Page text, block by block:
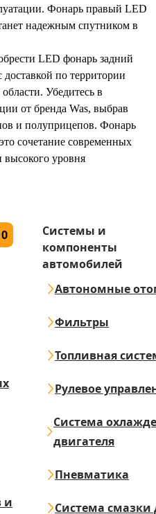
Фонарь правый LED
надежным спутником в
LED фонарь задний
по территории
Убедитесь в
от бренда Was, выбрав
и полуприцепов. Фонарь
сочетание современных
уровня
и
Системы и
компоненты
автомобилей
Автономные
Фильтры
Топливная
Рулевое
Система
двигателя
Пневматика
Система смазки